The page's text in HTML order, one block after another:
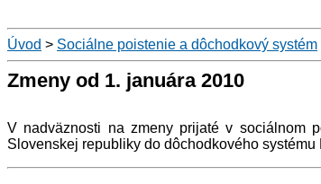
Úvod > Sociálne poistenie a dôchodkový systém
Zmeny od 1. januára 2010
V nadväznosti na zmeny prijaté v sociálnom
Slovenskej republiky do dôchodkového